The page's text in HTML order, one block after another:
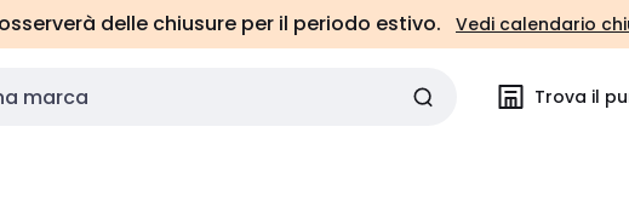
delle chiusure per il periodo estivo. Vedi calendario
Trova il